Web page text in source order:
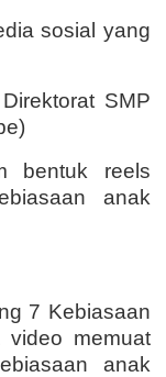
sosial yang
SMP
bentuk reels
anak
7 Kebiasaan
video memuat
anak